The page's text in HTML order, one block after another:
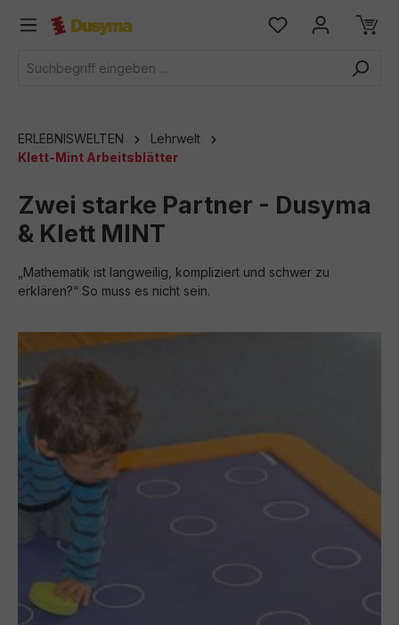
springen
ERLEBNISWELTEN
Lehrwelt
Klett-Mint Arbeitsblätter
Zwei starke Partner - Dusyma
& Klett MINT
„Mathematik ist langweilig, kompliziert und schwer zu
erklären?“ So muss es nicht sein.
Bildergalerie überspringen